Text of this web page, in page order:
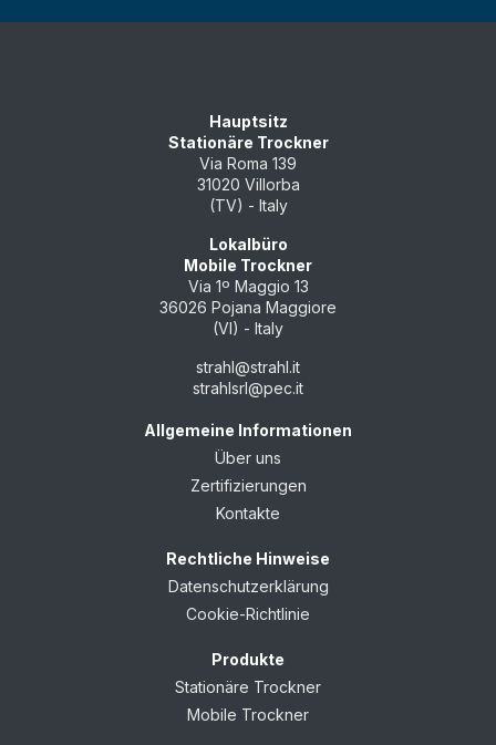
Hauptsitz
Stationäre Trockner
Via Roma 139
31020 Villorba
(TV) - Italy
Lokalbüro
Mobile Trockner
Via 1º Maggio 13
36026 Pojana Maggiore
(VI) - Italy
strahl@strahl.it
strahlsrl@pec.it
Allgemeine Informationen
Über uns
Zertifizierungen
Kontakte
Rechtliche Hinweise
Datenschutzerklärung
Cookie-Richtlinie
Produkte
Stationäre Trockner
Mobile Trockner